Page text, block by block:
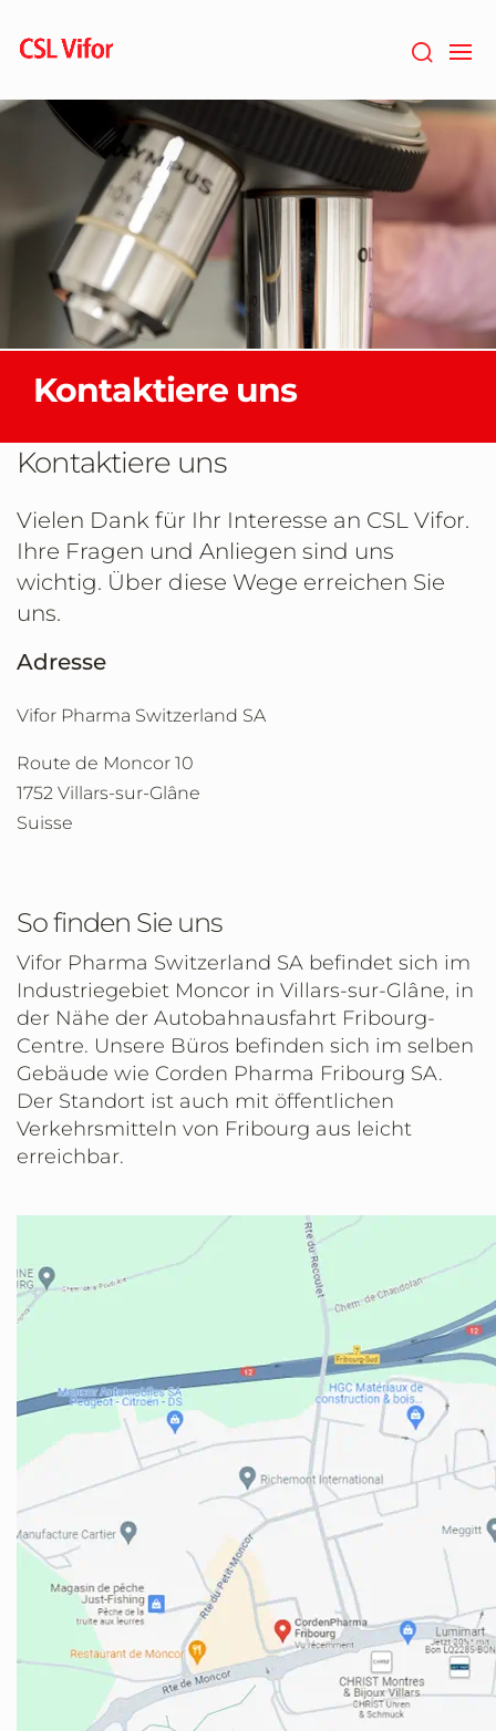
springen
Kontaktiere uns
Kontaktiere uns
Vielen Dank für Ihr Interesse an CSL Vifor.
Ihre Fragen und Anliegen sind uns
wichtig. Über diese Wege erreichen Sie
uns.
Adresse
Vifor Pharma Switzerland SA
Route de Moncor 10
1752 Villars-sur-Glâne
Suisse
So finden Sie uns
Vifor Pharma Switzerland SA befindet sich im
Industriegebiet Moncor in Villars-sur-Glâne, in
der Nähe der Autobahnausfahrt Fribourg-
Centre. Unsere Büros befinden sich im selben
Gebäude wie Corden Pharma Fribourg SA.
Der Standort ist auch mit öffentlichen
Verkehrsmitteln von Fribourg aus leicht
erreichbar.